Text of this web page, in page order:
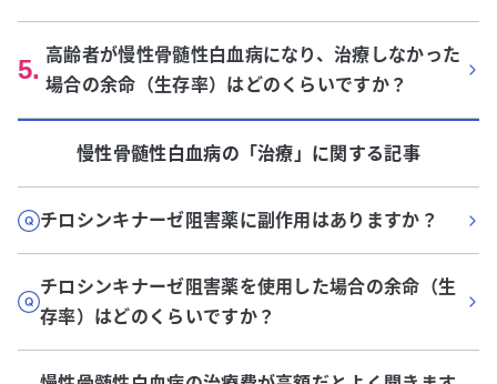
5. 高齢者が慢性骨髄性白血病になり、治療しなかった
場合の余命（生存率）はどのくらいですか？
慢性骨髄性白血病の「治療 」に関する記事
チロシンキナーゼ阻害薬に副作用はありますか？
チロシンキナーゼ阻害薬を使用した場合の余命（生
存率）はどのくらいですか？